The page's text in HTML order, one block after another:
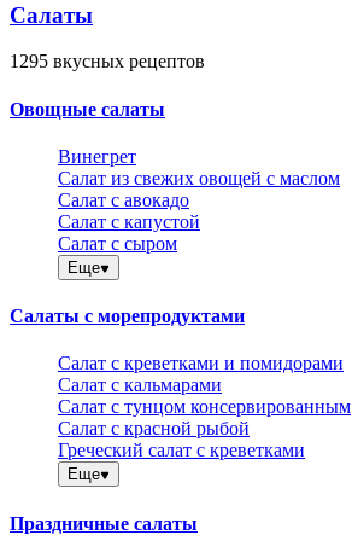
Салаты
1295 вкусных рецептов
Овощные салаты
Винегрет
Салат из свежих овощей с маслом
Салат с авокадо
Салат с капустой
Салат с сыром
Еще
Салаты с морепродуктами
Салат с креветками и помидорами
Салат с кальмарами
Салат с тунцом консервированным
Салат с красной рыбой
Греческий салат с креветками
Еще
Праздничные салаты